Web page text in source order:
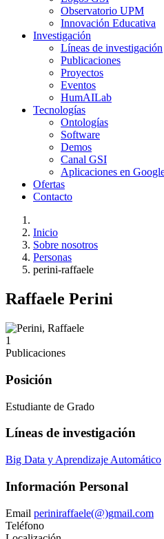
Observatorio UPM
Innovación Educativa
Investigación
Líneas de investigación
Publicaciones
Proyectos
Eventos
HumAILab
Tecnologías
Ontologías
Software
Demos
Canal GSI
Aplicaciones en
Ofertas
Contacto
Inicio
Sobre nosotros
Personas
perini-raffaele
Raffaele Perini
1
Publicaciones
Posición
Estudiante de Grado
Líneas de investigación
Big Data y Aprendizaje Automático
Información Personal
Email periniraffaele(@)gmail.com
Teléfono